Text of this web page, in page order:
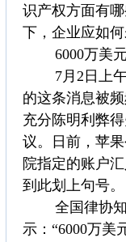
识产权方面有
下，企业应如
6000万美元
7月2日上午
的这条消息被
充分陈明利弊
议。日前，苹
院指定的账户
到此划上句号。
全国律协知
示：“6000万美